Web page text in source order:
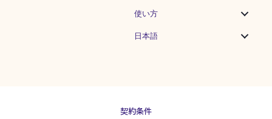
使い方
日本語
契約条件